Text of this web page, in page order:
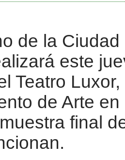
de la
este
Teatro
de Arte
final